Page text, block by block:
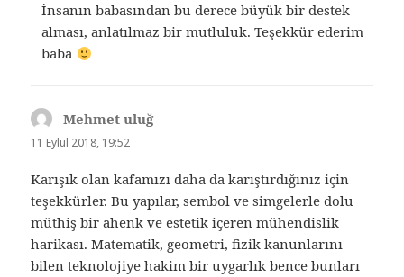
İnsanın babasından bu derece büyük bir destek
alması, anlatılmaz bir mutluluk. Teşekkür ederim
baba
Mehmet uluğdedi
11 Eylül 2018, 19:52
Karışık olan kafamızı daha da karıştırdığınız için
teşekkürler. Bu yapılar, sembol ve simgelerle dolu
müthiş bir ahenk ve estetik içeren mühendislik
harikası. Matematik, geometri, fizik kanunlarını
bilen teknolojiye hakim bir uygarlık bence bunları